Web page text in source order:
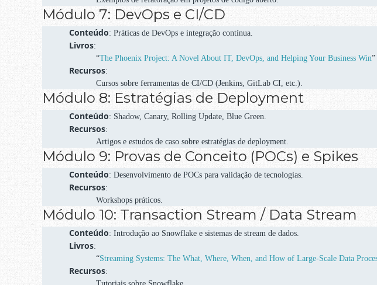
Módulo 7: DevOps e CI/CD
Conteúdo: Práticas de DevOps e integração contínua.
Livros:
“The Phoenix Project: A Novel About IT, DevOps, and Helping Your Business Win”
Recursos:
Cursos sobre ferramentas de CI/CD (Jenkins, GitLab CI, etc.).
Módulo 8: Estratégias de Deployment
Conteúdo: Shadow, Canary, Rolling Update, Blue Green.
Recursos:
Artigos e estudos de caso sobre estratégias de deployment.
Módulo 9: Provas de Conceito (POCs) e Spikes
Conteúdo: Desenvolvimento de POCs para validação de tecnologias.
Recursos:
Workshops práticos.
Módulo 10: Transaction Stream / Data Stream
Conteúdo: Introdução ao Snowflake e sistemas de stream de dados.
Livros:
“Streaming Systems: The What, Where, When, and How of Large-Scale Data
Recursos: